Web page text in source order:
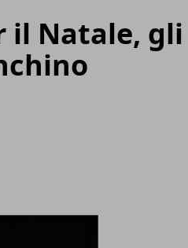
il Natale, gli